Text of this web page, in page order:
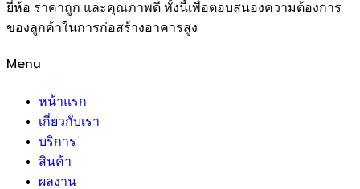
ยี่ห้อ ราคาถูก และคุณภาพดี ทั้งนี้เพื่อตอบสนองความต้องการ
ของลูกค้าในการก่อสร้างอาคารสูง
Menu
หน้าแรก
เกี่ยวกับเรา
บริการ
สินค้า
ผลงาน